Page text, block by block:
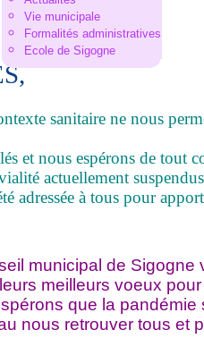
Vie municipale
Formalités administratives
Ecole de Sigogne
sanitaire ne nous
et nous espérons de tout
actuellement
adressée à tous pour
municipal de
meilleurs voeux
que la
nous retrouver tous et